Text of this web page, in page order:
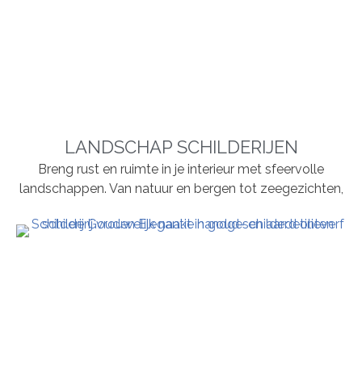
LANDSCHAP SCHILDERIJEN
Breng rust en ruimte in je interieur met sfeervolle
landschappen. Van natuur en bergen tot zeegezichten,